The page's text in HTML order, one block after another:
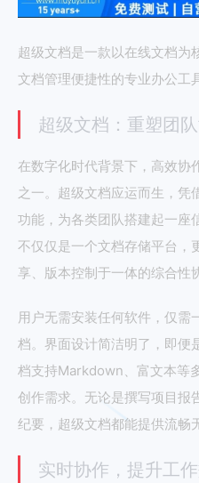
超级文档是一款以在线文档为
文档管理便捷性的专业办公工
超级文档：重塑团
在数字化时代背景下，高效协
之一。超级文档应运而生，凭
功能，为各类团队搭建起一座
不仅仅是一个文档存储平台，
享、版本控制于一体的综合性
用户无需安装任何软件，仅需
档。界面设计简洁明了，即便
档支持Markdown、富文本等
创作需求。无论是撰写项目报
纪要，超级文档都能提供流畅
实时协作，提升工